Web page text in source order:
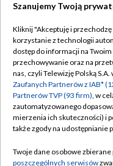
Szanujemy Twoją
Kliknij "Akceptuję i
korzystanie z technologii
dostęp do informacji na
przechowywanie oraz na
nas, czyli Telewizję Polską
Zaufanych Partnerów z IAB*
Partnerów TVP (93 firm), w
zautomatyzowanego
mierzenia ich skuteczności) i
także zgody na udostępnianie
Twoje dane osobowe
poszczególnych serwisów